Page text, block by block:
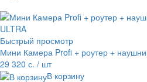
Быстрый просмотр
Мини Камера Profi + роутер +
29 320 с. / шт
В корзину